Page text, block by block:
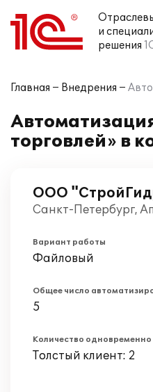
и
решения
Главная Внедрения
торговлей» в
ООО
Санкт-Петербург,
Вариант работы
Файловый
Общее число
5
Количество
Толстый клиент: 2